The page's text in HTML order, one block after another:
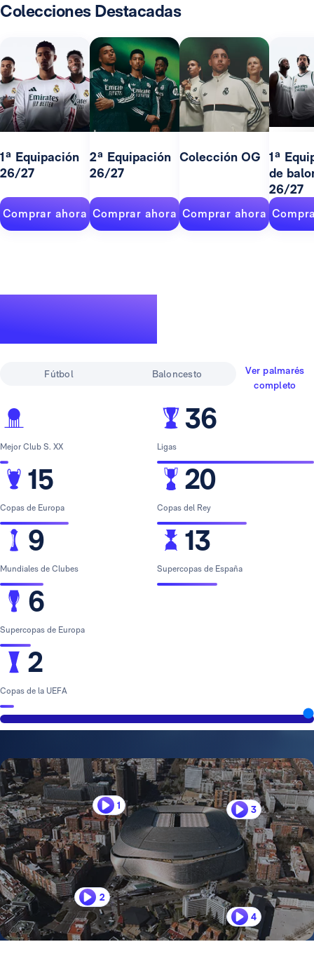
Colecciones Destacadas
1ª Equipación
26/27
Comprar ahora
2ª Equipación
26/27
Comprar ahora
Colección OG
Comprar ahora
1ª
de
26/27
Fútbol Baloncesto
Ver palmarés
completo
Mejor Club S. XX
15
Copas de Europa
9
Mundiales de Clubes
6
Supercopas de Europa
2
Copas de la UEFA
36
Ligas
20
Copas del Rey
13
Supercopas de España
1
2
3
4